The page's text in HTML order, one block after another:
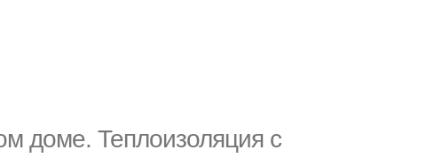
доме. Теплоизоляция с